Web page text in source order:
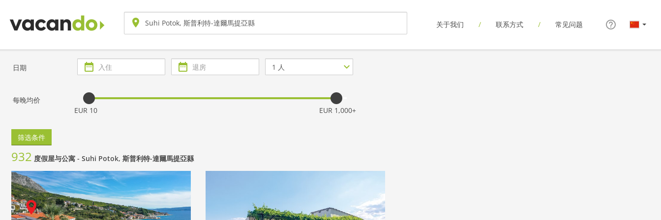
关于我们 联系方式 常见问题
日期
住
房
人
量
每晚均价
EUR 10
EUR 1,000+
筛选条件
932 度假屋与公寓 - Suhi Potok, 斯普利特-達爾馬提亞縣